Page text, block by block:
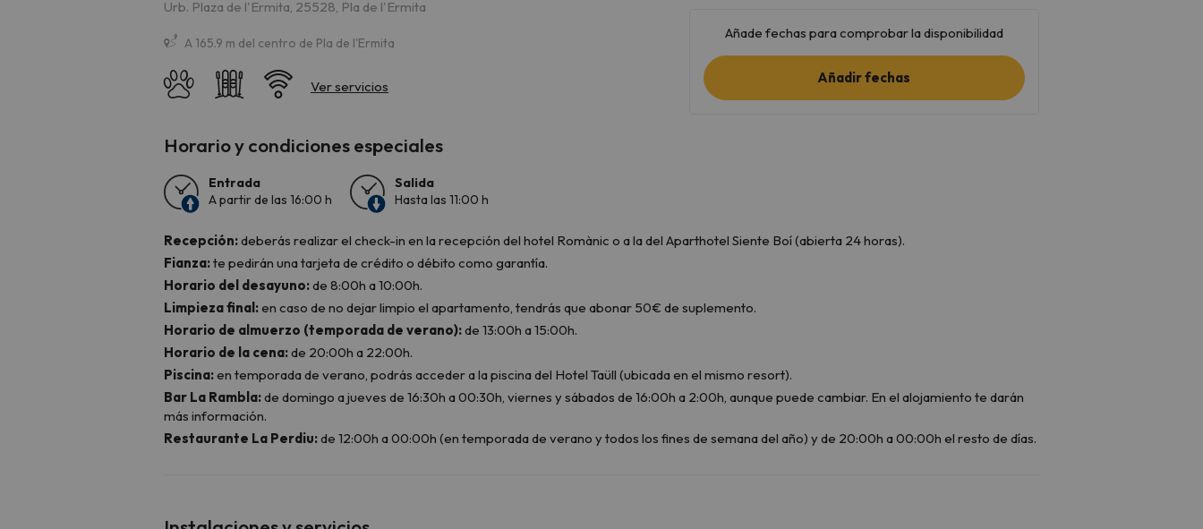
Urb. Plaza de l'Ermita, 25528, Pla de l'Ermita
A 165.9 m del centro de Pla de l'Ermita
Añade fechas para comprobar la disponibilidad
Añadir fechas
Horario y condiciones especiales